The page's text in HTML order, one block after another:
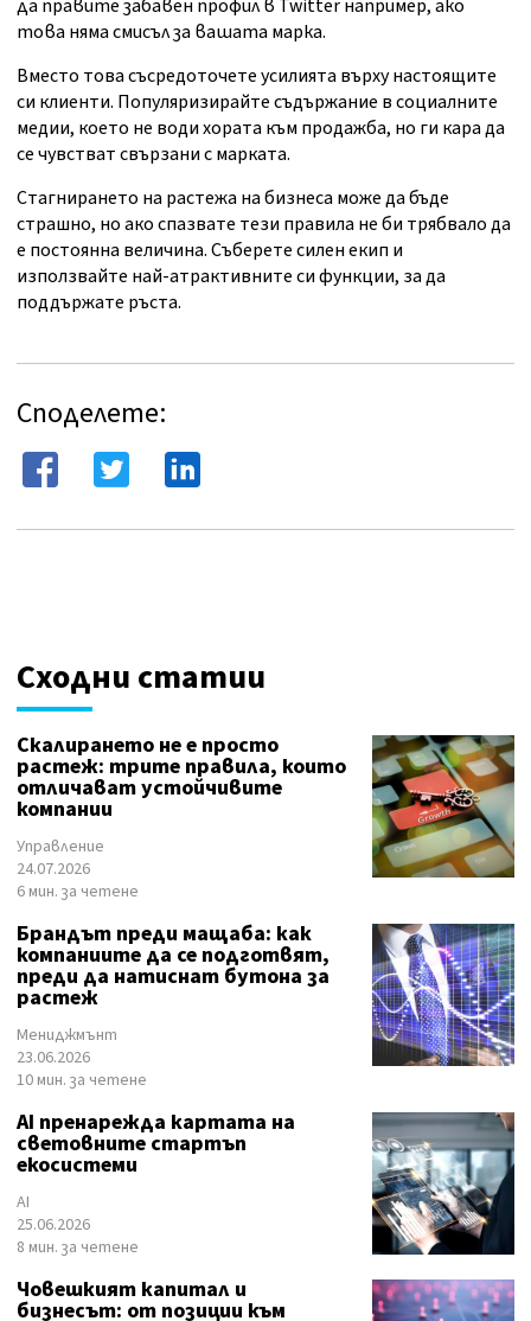
да правите забавен профил в Twitter например, ако
това няма смисъл за вашата марка.
Вместо това съсредоточете усилията върху настоящите
си клиенти. Популяризирайте съдържание в социалните
медии, което не води хората към продажба, но ги кара да
се чувстват свързани с марката.
Стагнирането на растежа на бизнеса може да бъде
страшно, но ако спазвате тези правила не би трябвало да
е постоянна величина. Съберете силен екип и
използвайте най-атрактивните си функции, за да
поддържате ръста.
Споделете:
Сходни статии
Скалирането не е просто
растеж: трите правила, които
отличават устойчивите
компании
Управление
24.07.2026
6 мин. за четене
Брандът преди мащаба: как
компаниите да се подготвят,
преди да натиснат бутона за
растеж
Мениджмънт
23.06.2026
10 мин. за четене
AI пренарежда картата на
световните стартъп
екосистеми
AI
25.06.2026
8 мин. за четене
Човешкият капитал и
бизнесът: от позиции към